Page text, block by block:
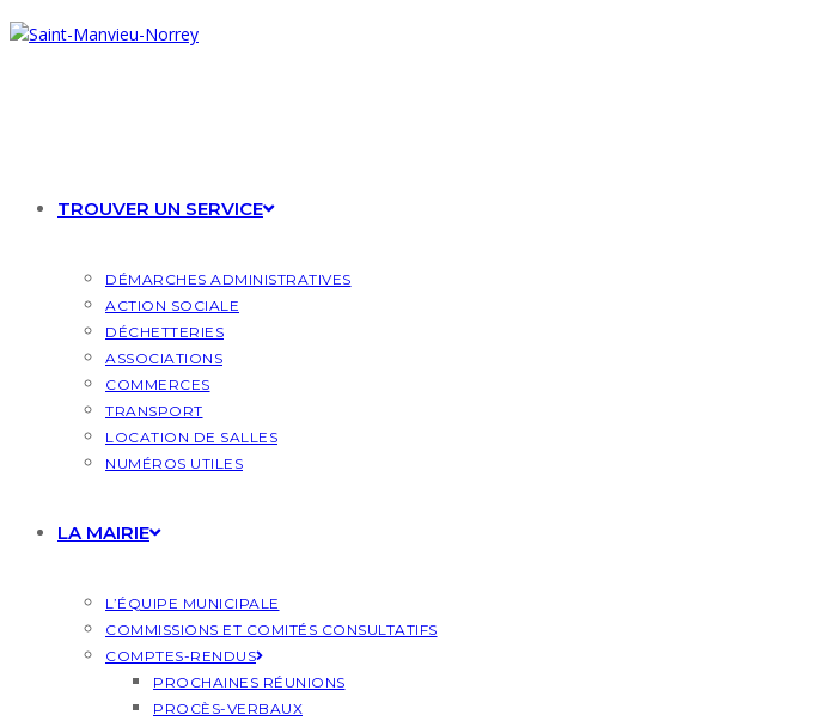
Skip
to
TROUVER UN SERVICE
DÉMARCHES ADMINISTRATIVES
ACTION SOCIALE
DÉCHETTERIES
ASSOCIATIONS
COMMERCES
TRANSPORT
LOCATION DE SALLES
NUMÉROS UTILES
LA MAIRIE
L’ÉQUIPE MUNICIPALE
COMMISSIONS ET COMITÉS CONSULTATIFS
COMPTES-RENDUS
PROCHAINES RÉUNIONS
PROCÈS-VERBAUX